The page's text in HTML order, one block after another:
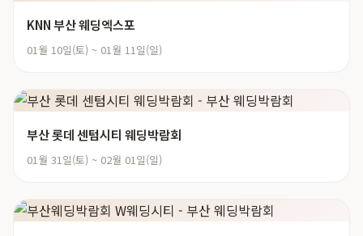
KNN 부산 웨딩엑스포
01월 10일(토) ~ 01월 11일(일)
부산 롯데 센텀시티 웨딩박람회
01월 31일(토) ~ 02월 01일(일)